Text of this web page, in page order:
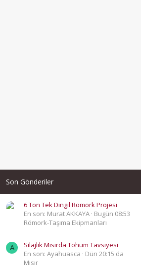
Son Gönderiler
6 Ton Tek Dingil Römork Projesi
En son: Murat AKKAYA Bugün 08:53
Römork-Taşıma Ekipmanları
A
Silajlık Mısırda Tohum Tavsiyesi
En son: Ayahuasca
Dün 20:15 da
Mısır